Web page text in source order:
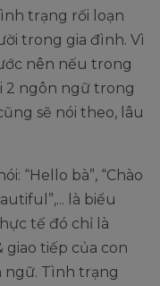
trạng rối loạn
trong gia đình. Vì
nên nếu trong
2 ngôn ngữ trong
sẽ nói theo, lâu
“Hello bà”, “Chào
là biểu
tế đó chỉ là
tiếp của con
Tình trạng